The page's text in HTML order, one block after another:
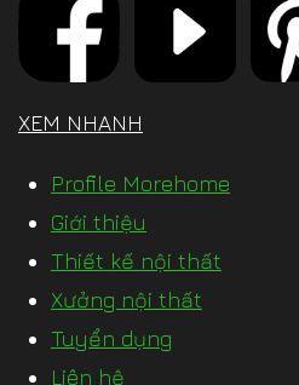
XEM NHANH
Profile Morehome
Giới thiệu
Thiết kế nội thất
Xưởng nội thất
Tuyển dụng
Liên hệ